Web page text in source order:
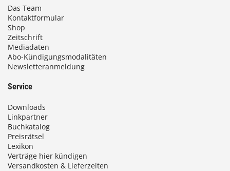
Das Team
Kontaktformular
Shop
Zeitschrift
Mediadaten
Abo-Kündigungsmodalitäten
Newsletteranmeldung
Service
Downloads
Linkpartner
Buchkatalog
Preisrätsel
Lexikon
Verträge hier kündigen
Versandkosten & Lieferzeiten